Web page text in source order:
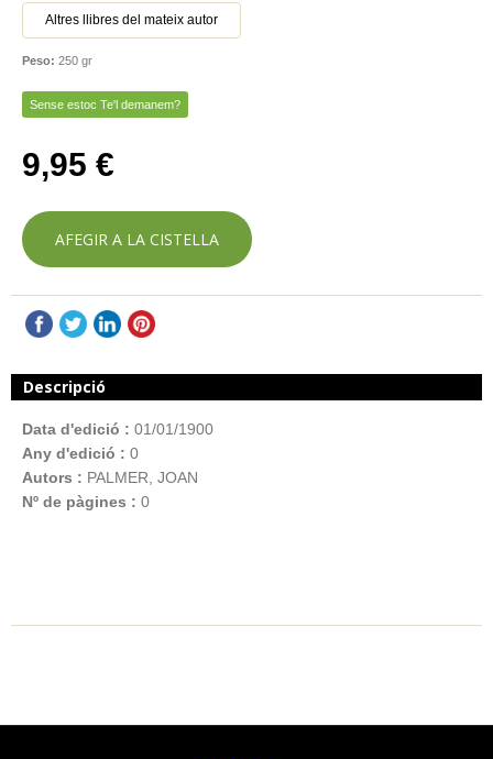
Altres llibres del mateix autor
Peso: 250 gr
Sense estoc Te'l demanem?
9,95 €
AFEGIR A LA CISTELLA
Descripció
Data d'edició : 01/01/1900
Any d'edició : 0
Autors : PALMER, JOAN
Nº de pàgines : 0